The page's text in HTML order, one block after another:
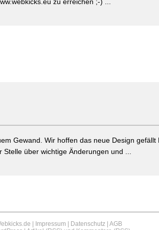
Gewand. Wir hoffen das neue Design gefällt
über wichtige Änderungen und ...
| Impressum Datenschutz AGB